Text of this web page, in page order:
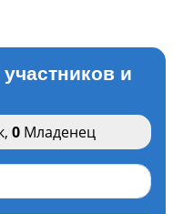
и
, 0Младенец